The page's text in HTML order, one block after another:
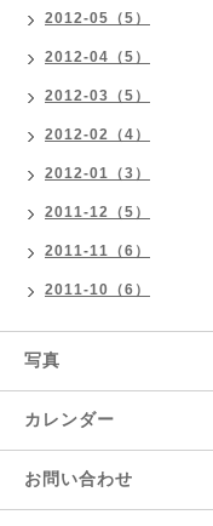
2012-05（5）
2012-04（5）
2012-03（5）
2012-02（4）
2012-01（3）
2011-12（5）
2011-11（6）
2011-10（6）
写真
カレンダー
お問い合わせ